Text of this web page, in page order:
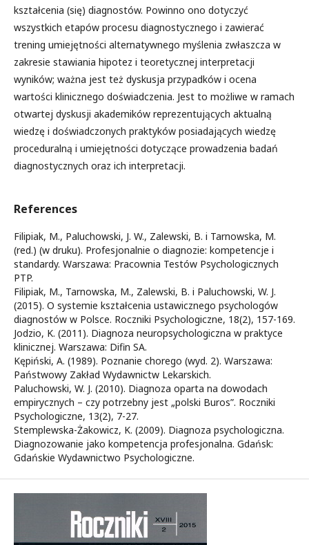
kształcenia (się) diagnostów. Powinno ono dotyczyć
wszystkich etapów procesu diagnostycznego i zawierać
trening umiejętności alternatywnego myślenia zwłaszcza w
zakresie stawiania hipotez i teoretycznej interpretacji
wyników; ważna jest też dyskusja przypadków i ocena
wartości klinicznego doświadczenia. Jest to możliwe w ramach
otwartej dyskusji akademików reprezentujących aktualną
wiedzę i doświadczonych praktyków posiadających wiedzę
proceduralną i umiejętności dotyczące prowadzenia badań
diagnostycznych oraz ich interpretacji.
References
Filipiak, M., Paluchowski, J. W., Zalewski, B. i Tarnowska, M.
(red.) (w druku). Profesjonalnie o diagnozie: kompetencje i
standardy. Warszawa: Pracownia Testów Psychologicznych
PTP.
Filipiak, M., Tarnowska, M., Zalewski, B. i Paluchowski, W. J.
(2015). O systemie kształcenia ustawicznego psychologów
diagnostów w Polsce. Roczniki Psychologiczne, 18(2), 157-169.
Jodzio, K. (2011). Diagnoza neuropsychologiczna w praktyce
klinicznej. Warszawa: Difin SA.
Kępiński, A. (1989). Poznanie chorego (wyd. 2). Warszawa:
Państwowy Zakład Wydawnictw Lekarskich.
Paluchowski, W. J. (2010). Diagnoza oparta na dowodach
empirycznych – czy potrzebny jest „polski Buros”. Roczniki
Psychologiczne, 13(2), 7-27.
Stemplewska-Żakowicz, K. (2009). Diagnoza psychologiczna.
Diagnozowanie jako kompetencja profesjonalna. Gdańsk:
Gdańskie Wydawnictwo Psychologiczne.